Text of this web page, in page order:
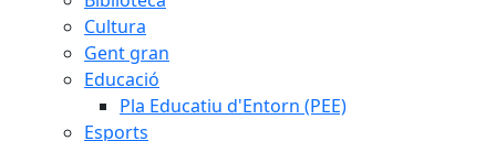
Cultura
Gent gran
Educació
Pla Educatiu d'Entorn (PEE)
Esports